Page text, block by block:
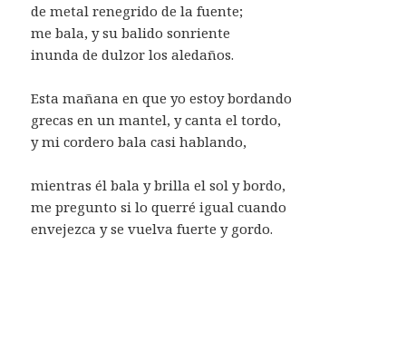
de metal renegrido de la fuente;
me bala, y su balido sonriente
inunda de dulzor los aledaños.
Esta mañana en que yo estoy bordando
grecas en un mantel, y canta el tordo,
y mi cordero bala casi hablando,
mientras él bala y brilla el sol y bordo,
me pregunto si lo querré igual cuando
envejezca y se vuelva fuerte y gordo.